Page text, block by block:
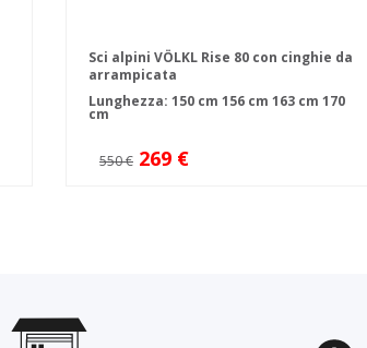
Sci alpini VÖLKL Rise 80 con cinghie da
arrampicata
Lunghezza: 150 cm 156 cm 163 cm 170
cm
550 € 269 €